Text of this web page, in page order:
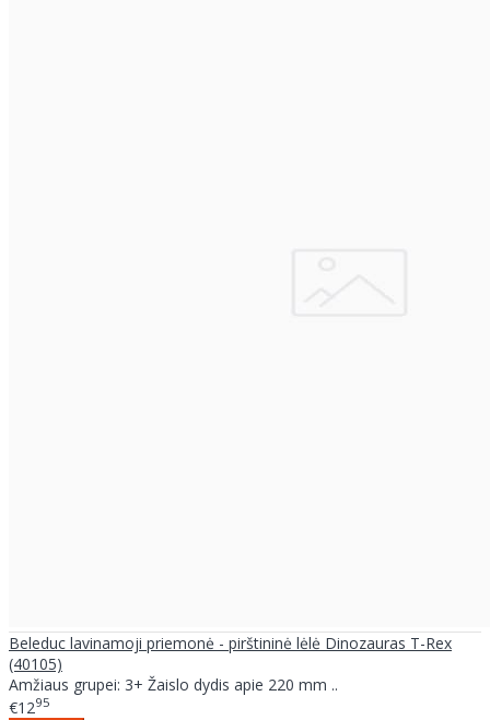
Beleduc lavinamoji priemonė - pirštininė lėlė Dinozauras T-Rex
(40105)
Amžiaus grupei: 3+ Žaislo dydis apie 220 mm ..
€1295